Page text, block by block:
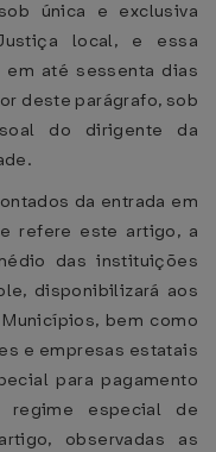
única e exclusiva
local, e essa
em até sessenta dias
deste parágrafo, sob
do dirigente da
da entrada em
refere este artigo, a
das instituições
disponibilizará aos
bem como
e empresas estatais
para pagamento
regime especial de
observadas as